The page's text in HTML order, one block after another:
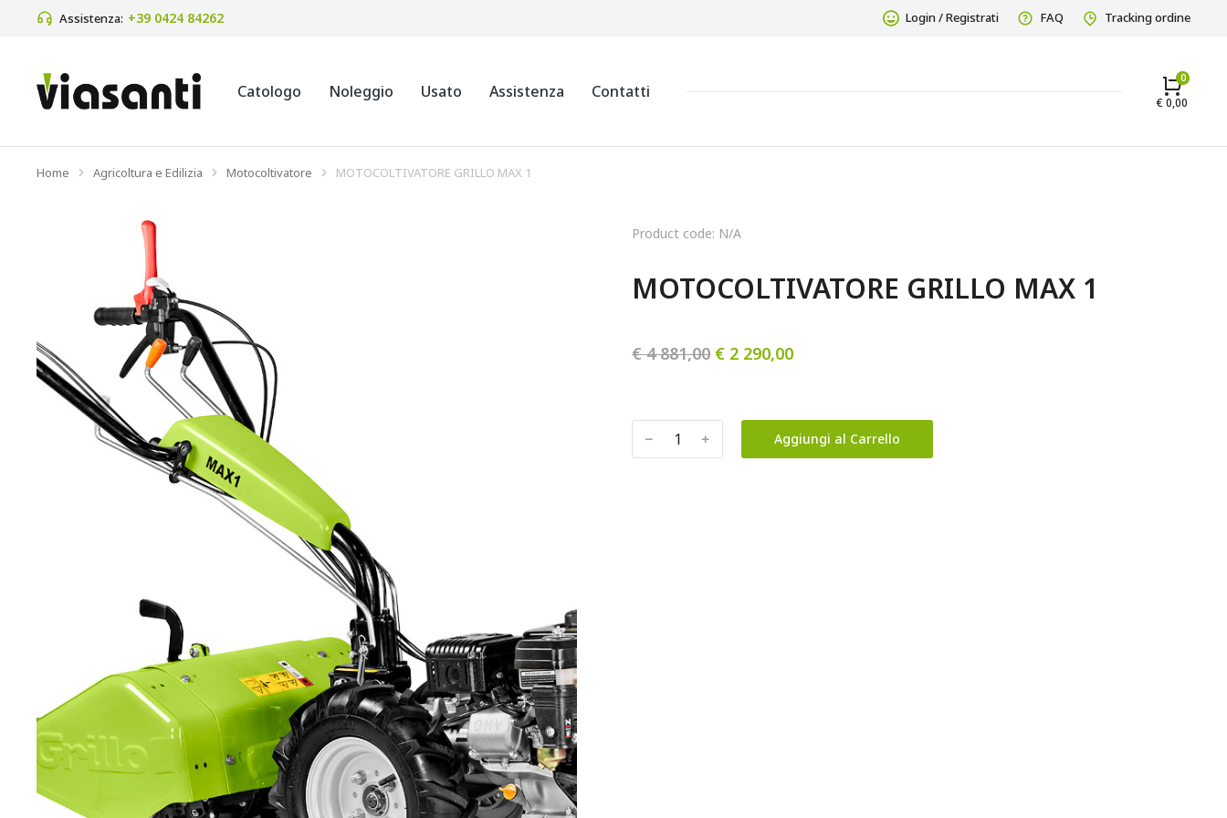
Assistenza: +39 0424 84262 Login / Registrati FAQ Tracking ordine
Catologo Noleggio Usato Assistenza Contatti
€ 0,00
Tu sei qui:
Home Agricoltura e Edilizia Motocoltivatore MOTOCOLTIVATORE GRILLO MAX 1
Product code: N/A
MOTOCOLTIVATORE GRILLO MAX 1
€4 881,00 € 2 290,00
﹣ ﹢ Aggiungi al Carrello